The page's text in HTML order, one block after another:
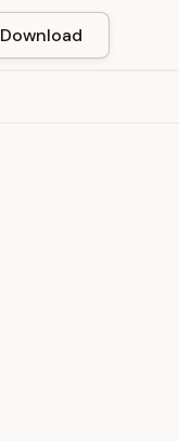
Download